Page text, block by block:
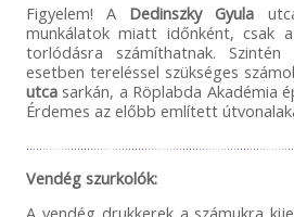
Figyelem! A Dedinszky Gyula
munkálatok miatt időnként, csak
torlódásra számíthatnak.
esetben tereléssel szükséges
utcasarkán, a Röplabda Akadémia
Érdemes az előbb említett
Vendég szurkolók:
A vendég drukkerek a számukra